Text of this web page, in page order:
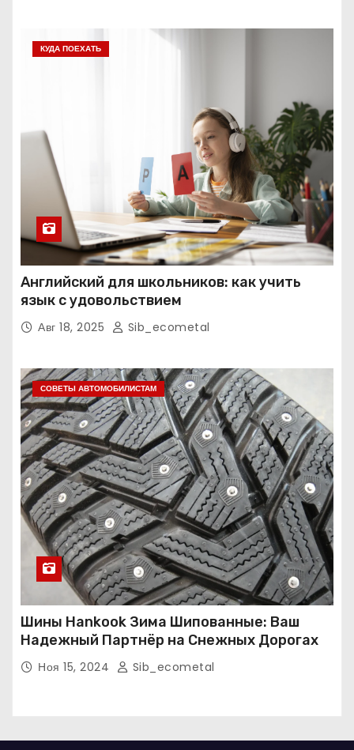
КУДА ПОЕХАТЬ
Английский для школьников: как учить
язык с удовольствием
Авг 18, 2025 Sib_ecometal
СОВЕТЫ АВТОМОБИЛИСТАМ
Шины Hankook Зима Шипованные: Ваш
Надежный Партнёр на Снежных Дорогах
Ноя 15, 2024 Sib_ecometal